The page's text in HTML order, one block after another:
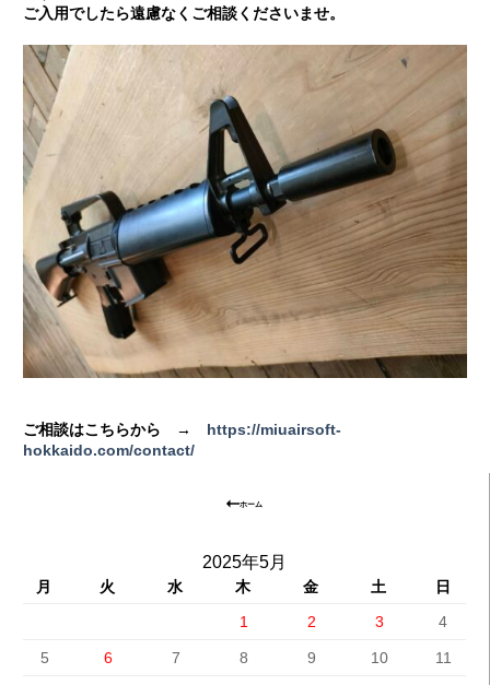
ホーム
2025年5月
月 火 水 木 金 土
日
1
2 3 4
5 6 7 8 9 10 11
ご入用でしたら遠慮なくご相談くださいませ。
ご相談はこちらから →
https://miuairsoft-
hokkaido.com/contact/